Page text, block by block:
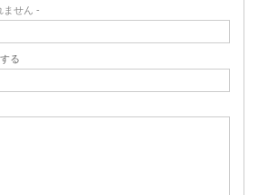
ません -
る